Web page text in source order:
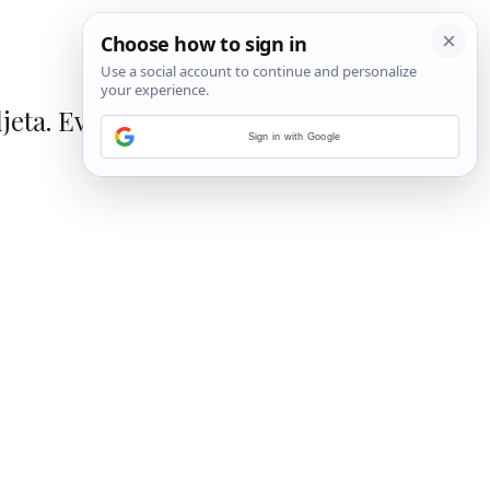
Evo 15
1/15
Sign in with Google